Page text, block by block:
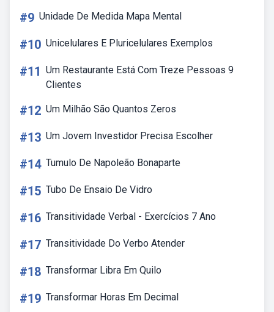
#9 Unidade De Medida Mapa Mental
#10 Unicelulares E Pluricelulares Exemplos
#11 Um Restaurante Está Com Treze Pessoas 9
Clientes
#12 Um Milhão São Quantos Zeros
#13 Um Jovem Investidor Precisa Escolher
#14 Tumulo De Napoleão Bonaparte
#15 Tubo De Ensaio De Vidro
#16 Transitividade Verbal - Exercícios 7 Ano
#17 Transitividade Do Verbo Atender
#18 Transformar Libra Em Quilo
#19 Transformar Horas Em Decimal